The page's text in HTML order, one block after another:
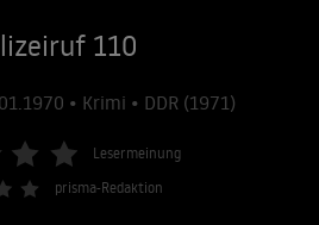
110
• Krimi • DDR (1971)
Lesermeinung
prisma-Redaktion